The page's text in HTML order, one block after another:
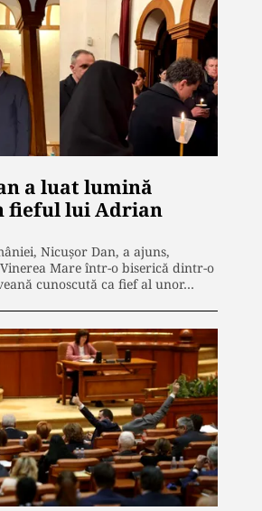
a luat lumină
fieful lui Adrian
Nicușor Dan, a ajuns,
Mare într-o biserică dintr-o
cunoscută ca fief al unor…